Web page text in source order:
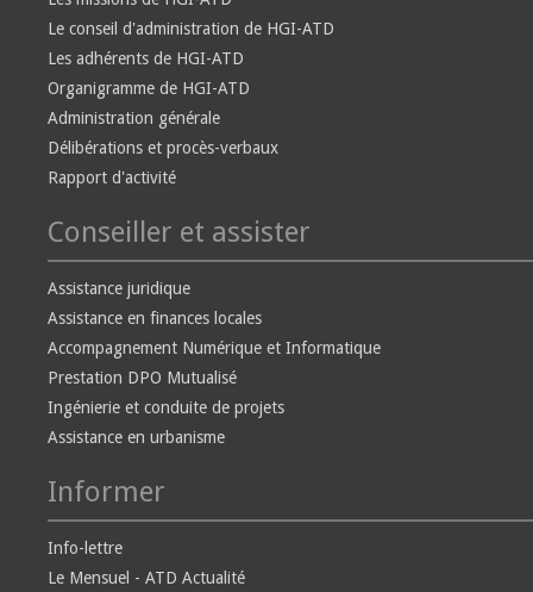
Le conseil d'administration de HGI-ATD
Les adhérents de HGI-ATD
Organigramme de HGI-ATD
Administration générale
Délibérations et procès-verbaux
Rapport d'activité
Conseiller et assister
Assistance juridique
Assistance en finances locales
Accompagnement Numérique et Informatique
Prestation DPO Mutualisé
Ingénierie et conduite de projets
Assistance en urbanisme
Informer
Info-lettre
Le Mensuel - ATD Actualité